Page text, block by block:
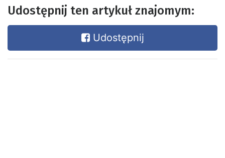
Udostępnij ten artykuł znajomym:
Udostępnij